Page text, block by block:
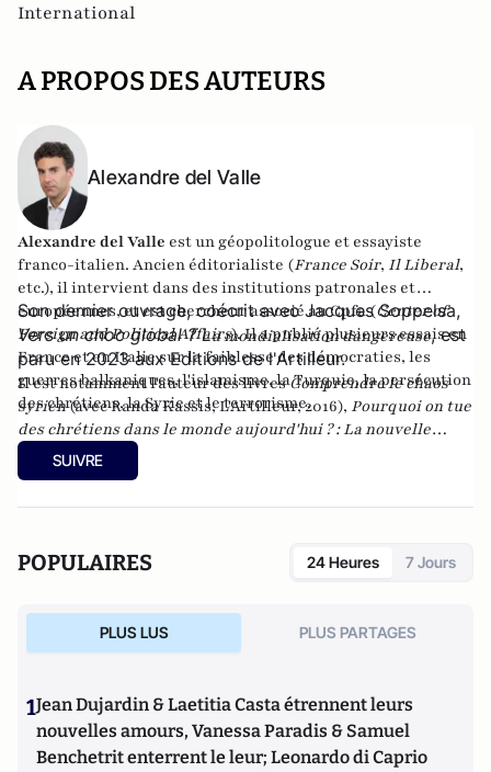
International
A PROPOS DES AUTEURS
Alexandre del Valle
Alexandre del Valle est un géopolitologue et essayiste
franco-italien. Ancien éditorialiste (France Soir, Il Liberal,
etc.), il intervient dans des institutions patronales et
européennes, et est chercheur associé au Cpfa (Center of
Foreign and Political Affairs). Il a publié plusieurs essais en
France et en Italie sur la faiblesse des démocraties, les
guerres balkaniques, l'islamisme, la Turquie, la persécution
des chrétiens, la Syrie et le terrorisme.
Son dernier ouvrage, coécrit avec Jacques Soppelsa,
Vers un choc global ? La mondialisation dangereuse, est
paru en 2023 aux Editions de l'Artilleur.
Il est notamment l'auteur des livresComprendre le chaos
syrien(avec Randa Kassis, L'Artilleur, 2016), Pourquoi on tue
des chrétiens dans le monde aujourd'hui ? : La nouvelle
christianophobie
les vrais enjeux de la candidature d'Ankara
sociétés ouvertes(Editions du Toucan),La statégie de
Projet: La stratégie de conquête et d'infiltration des frères
musulmans en France et dans le monde(Editions de
SUIVRE
POPULAIRES 24 Heures 7 Jours
PLUS LUS PLUS PARTAGES
1Jean Dujardin & Laetitia Casta étrennent leurs
nouvelles amours, Vanessa Paradis & Samuel
Benchetrit enterrent le leur; Leonardo di Caprio